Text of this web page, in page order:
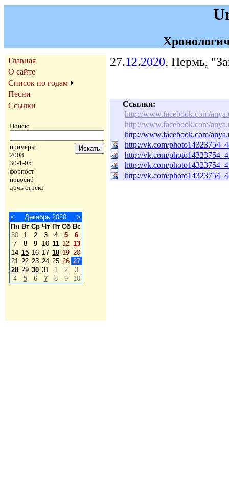
Главная
О сайте
Список по годам
Песни
Ссылки
Поиск:
примеры:
2008
30-1-05
форпост
новосиб
дочь стреко
< Декабрь 2020
>
Пн Вт Ср Чт Пт Сб Вс
30
1 2 3 4 5
6
7
8 9 10 11 12 13
14 15 16 17 18 19 20
21 22 23 24 25 26 27
28 29 30 31 1 2
3
4
5 6 7 8 9 10
27.12.2020, Пермь,
Ссылки:
http://www.facebook.com/
http://www.facebook.com/
http://www.facebook.com/
http://vk.com/
http://vk.com/
http://vk.com/
http://vk.com/